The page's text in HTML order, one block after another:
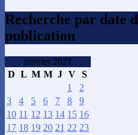
Recherche par date
publication
janvier 2021
D L M M J V S
1
2
3
4 5 6 7 8
9
10 11 12 13 14 15 16
17 18 19 20 21 22 23